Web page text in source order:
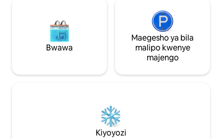
Bwawa
Maegesho ya bila
malipo kwenye
majengo
Kiyoyozi